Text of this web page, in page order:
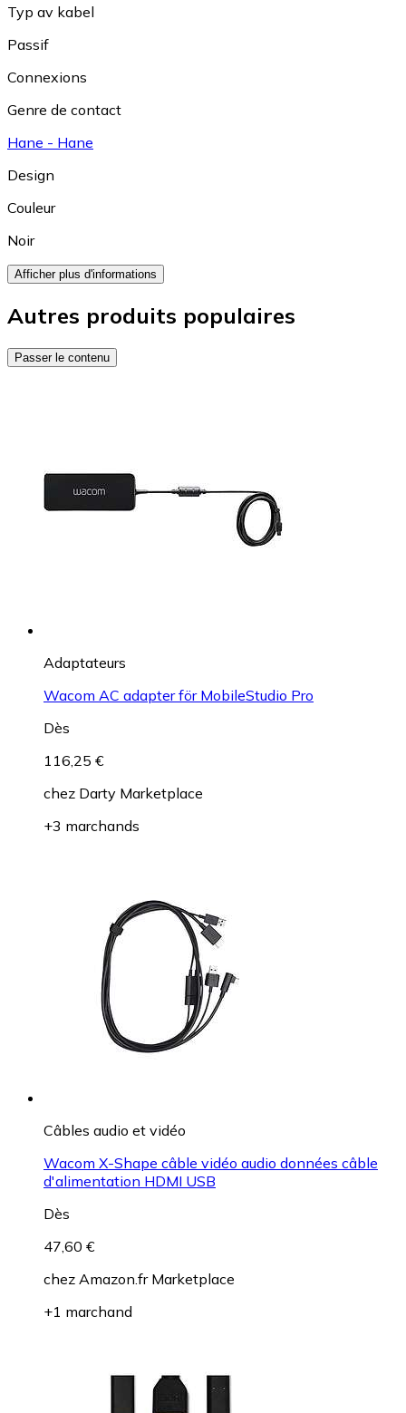
Typ av kabel
Passif
Connexions
Genre de contact
Hane - Hane
Design
Couleur
Noir
Afficher plus d'informations
Autres produits populaires
Passer le contenu
Adaptateurs
Wacom AC adapter för MobileStudio Pro
Dès
116,25 €
chez Darty Marketplace
+3 marchands
Câbles audio et vidéo
Wacom X-Shape câble vidéo audio données câble
d'alimentation HDMI USB
Dès
47,60 €
chez Amazon.fr Marketplace
+1 marchand